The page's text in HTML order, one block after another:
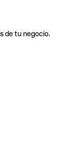
de tu negocio.